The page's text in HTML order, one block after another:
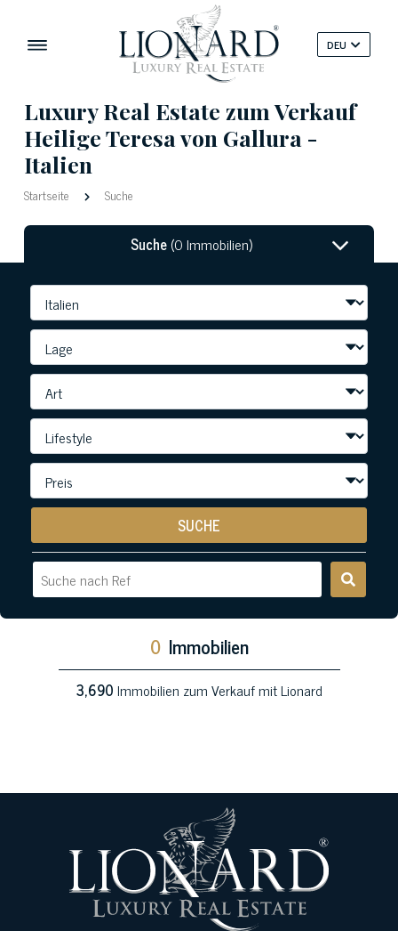
DEU
Luxury Real Estate zum Verkauf
Heilige Teresa von Gallura -
Italien
Startseite Suche
Suche(0 Immobilien)
SUCHE
0 Immobilien
3,690Immobilien zum Verkauf mit Lionard